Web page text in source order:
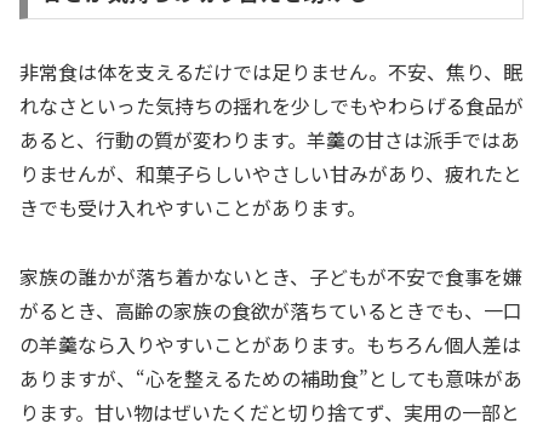
非常食は体を支えるだけでは足りません。不安、焦り、眠
れなさといった気持ちの揺れを少しでもやわらげる食品が
あると、行動の質が変わります。羊羹の甘さは派手ではあ
りませんが、和菓子らしいやさしい甘みがあり、疲れたと
きでも受け入れやすいことがあります。
家族の誰かが落ち着かないとき、子どもが不安で食事を嫌
がるとき、高齢の家族の食欲が落ちているときでも、一口
の羊羹なら入りやすいことがあります。もちろん個人差は
ありますが、“心を整えるための補助食”としても意味があ
ります。甘い物はぜいたくだと切り捨てず、実用の一部と